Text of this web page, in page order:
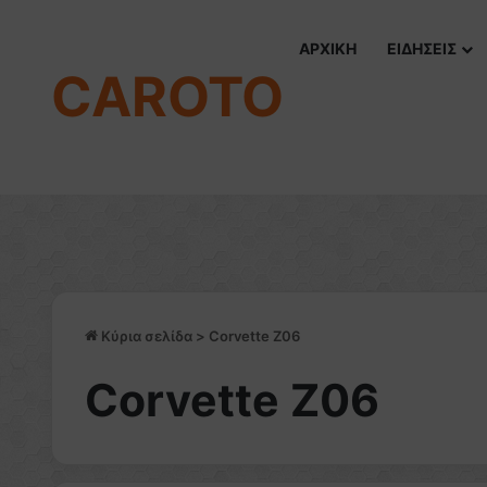
CAROTO
ΑΡΧΙΚΗ ΕΙΔΗΣΕΙΣ
Κύρια σελίδα > Corvette Z06
Corvette Z06